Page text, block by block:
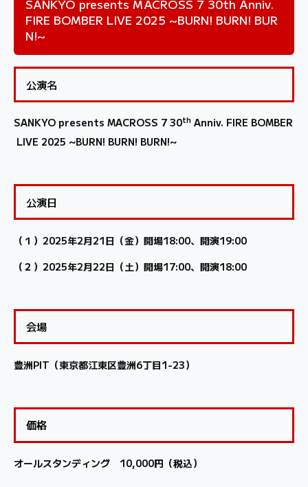
SANKYO presents MACROSS 7 30th Anniv.
FIRE BOMBER LIVE 2025 ~BURN! BURN! BUR
N!~
公演名
SANKYO presents MACROSS 7 30th Anniv. FIRE BOMBER
LIVE 2025 ~BURN! BURN! BURN!~
公演日
（１）2025年2月21日（金）開場18:00、開演19:00
（２）2025年2月22日（土）開場17:00、開演18:00
会場
豊洲PIT（東京都江東区豊洲6丁目1-23）
価格
オールスタンディング 10,000円（税込）